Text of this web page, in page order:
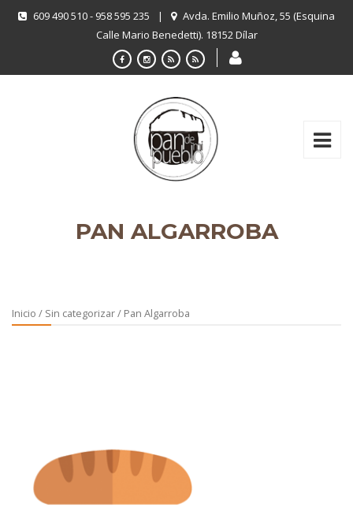
609 490 510 - 958 595 235 |
Avda. Emilio Muñoz, 55 (Esquina
Calle Mario Benedetti). 18152 Dílar
PAN ALGARROBA
Inicio / Sin categorizar/ Pan Algarroba